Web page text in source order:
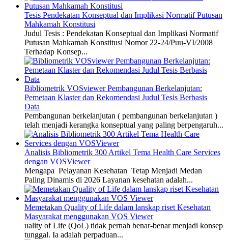
Tesis Pendekatan Konseptual dan Implikasi Normatif Putusan
Mahkamah Konstitusi
Judul Tesis : Pendekatan Konseptual dan Implikasi Normatif
Putusan Mahkamah Konstitusi Nomor 22-24/Puu-VI/2008
Terhadap Konsep...
Bibliometrik VOSviewer Pembangunan Berkelanjutan:
Pemetaan Klaster dan Rekomendasi Judul Tesis Berbasis
Data
Pembangunan berkelanjutan ( pembangunan berkelanjutan )
telah menjadi kerangka konseptual yang paling berpengaruh...
Analisis Bibliometrik 300 Artikel Tema Health Care Services
dengan VOSViewer
Mengapa Pelayanan Kesehatan Tetap Menjadi Medan
Paling Dinamis di 2026 Layanan kesehatan adalah...
Memetakan Quality of Life dalam lanskap riset Kesehatan
Masyarakat menggunakan VOS Viewer
uality of Life (QoL) tidak pernah benar-benar menjadi konsep
tunggal. Ia adalah perpaduan...